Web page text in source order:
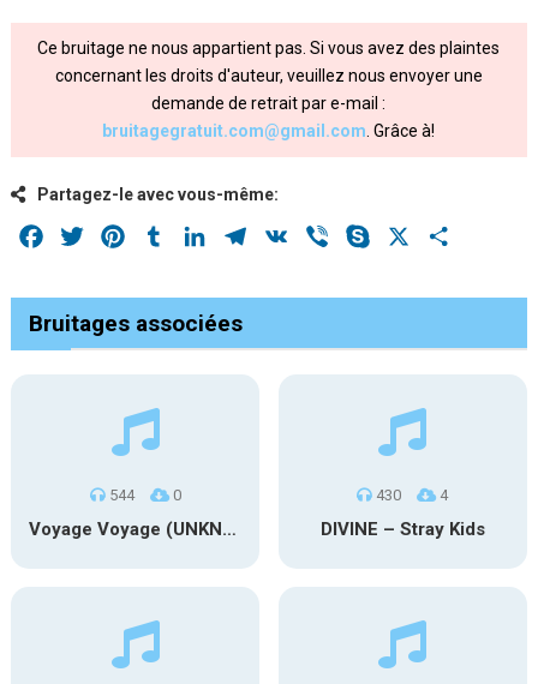
Ce bruitage ne nous appartient pas. Si vous avez des plaintes
concernant les droits d'auteur, veuillez nous envoyer une
demande de retrait par e-mail :
bruitagegratuit.com@gmail.com . Grâce à!
Partagez-le avec vous-même:
Facebook
Twitter PinterestTumblrLinkedInTelegram
VK Viber Skype
Bruitages associées
544 0
Voyage Voyage (UNKNX) Cover
430 4
DIVINE – Stray Kids